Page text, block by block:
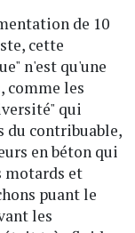
de 10
cette
n'est qu'une
comme les
qui
du contribuable,
en béton qui
motards et
puant le
les